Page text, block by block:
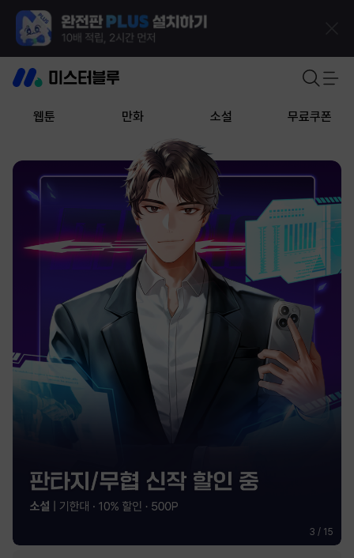
웹툰 만화 소설 무료쿠폰
3 / 15